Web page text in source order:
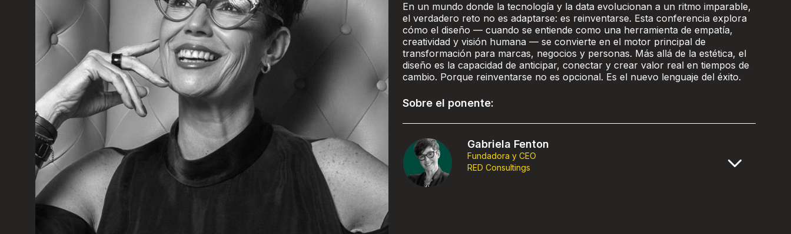
En un mundo donde la tecnología y la data evolucionan a un ritmo imparable,
el verdadero reto no es adaptarse: es reinventarse. Esta conferencia explora
cómo el diseño — cuando se entiende como una herramienta de empatía,
creatividad y visión humana — se convierte en el motor principal de
transformación para marcas, negocios y personas. Más allá de la estética, el
diseño es la capacidad de anticipar, conectar y crear valor real en tiempos de
cambio. Porque reinventarse no es opcional. Es el nuevo lenguaje del éxito.
Sobre el ponente:
Gabriela Fenton
Fundadora y CEO
RED Consultings